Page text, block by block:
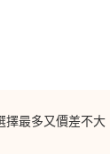
擇最多又價差不